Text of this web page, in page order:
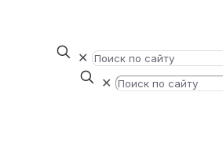
✕
✕